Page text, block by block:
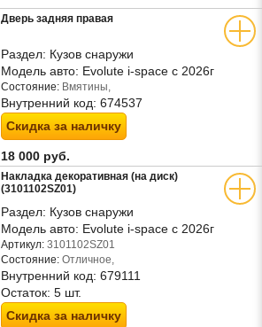
Дверь задняя правая
Раздел: Кузов снаружи
Модель авто: Evolute i-space c 2026г
Состояние: Вмятины,
Внутренний код: 674537
Скидка за наличку
18 000 руб.
Накладка декоративная (на диск)
(3101102SZ01)
Раздел: Кузов снаружи
Модель авто: Evolute i-space c 2026г
Артикул: 3101102SZ01
Состояние: Отличное,
Внутренний код: 679111
Остаток: 5 шт.
Скидка за наличку